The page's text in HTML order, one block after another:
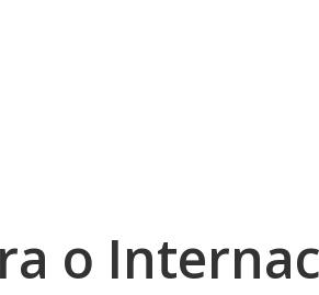
o